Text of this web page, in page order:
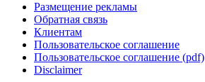
Размещение рекламы
Обратная связь
Клиентам
Пользовательское соглашение
Пользовательское соглашение (pdf)
Disclaimer